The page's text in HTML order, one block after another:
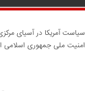
سیاست آمریکا در آسیای
امنیت ملی جمهوری اسلامی